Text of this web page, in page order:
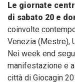
Le giornate
di sabato 20 e
coinvolte
Venezia (Mestre),
Nei week end
manifestazione e
città di Giocagin